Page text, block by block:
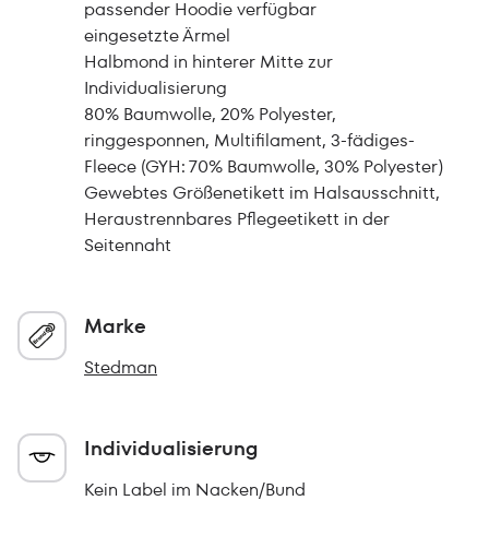
passender Hoodie verfügbar
eingesetzte Ärmel
Halbmond in hinterer Mitte zur
Individualisierung
80% Baumwolle, 20% Polyester,
ringgesponnen, Multifilament, 3-fädiges-
Fleece (GYH: 70% Baumwolle, 30% Polyester)
Gewebtes Größenetikett im Halsausschnitt,
Heraustrennbares Pflegeetikett in der
Seitennaht
Marke
Stedman
Individualisierung
Kein Label im Nacken/Bund